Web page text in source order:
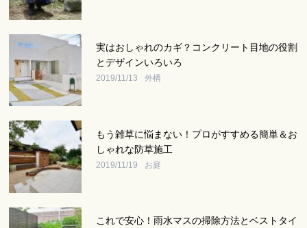
実はおしゃれのカギ？コンクリート目地の役割
とデザインいろいろ
2019/11/13 外構
もう雑草に悩まない！プロがすすめる簡単＆お
しゃれな防草施工
2019/11/19 お庭
これで安心！雨水マスの掃除方法とベストタイ